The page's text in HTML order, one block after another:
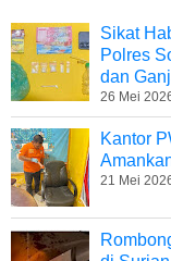
Sikat
Polres
dan
26 Mei
Kantor
21 Mei